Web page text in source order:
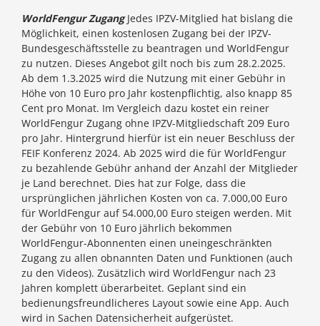
WorldFengur ZugangJedes IPZV-Mitglied hat bislang die
Möglichkeit, einen kostenlosen Zugang bei der IPZV-
Bundesgeschäftsstelle zu beantragen und WorldFengur
zu nutzen. Dieses Angebot gilt noch bis zum 28.2.2025.
Ab dem 1.3.2025 wird die Nutzung mit einer Gebühr in
Höhe von 10 Euro pro Jahr kostenpflichtig, also knapp 85
Cent pro Monat. Im Vergleich dazu kostet ein reiner
WorldFengur Zugang ohne IPZV-Mitgliedschaft 209 Euro
pro Jahr. Hintergrund hierfür ist ein neuer Beschluss der
FEIF Konferenz 2024. Ab 2025 wird die für WorldFengur
zu bezahlende Gebühr anhand der Anzahl der Mitglieder
je Land berechnet. Dies hat zur Folge, dass die
ursprünglichen jährlichen Kosten von ca. 7.000,00 Euro
für WorldFengur auf 54.000,00 Euro steigen werden. Mit
der Gebühr von 10 Euro jährlich bekommen
WorldFengur-Abonnenten einen uneingeschränkten
Zugang zu allen obnannten Daten und Funktionen (auch
zu den Videos). Zusätzlich wird WorldFengur nach 23
Jahren komplett überarbeitet. Geplant sind ein
bedienungsfreundlicheres Layout sowie eine App. Auch
wird in Sachen Datensicherheit aufgerüstet.